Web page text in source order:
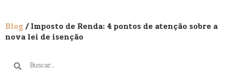
Blog/ Imposto de Renda: 4 pontos de atenção sobre a
nova lei de isenção